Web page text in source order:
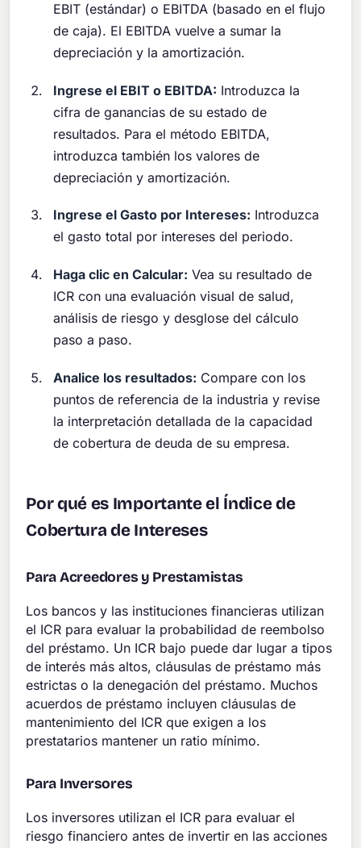
EBIT (estándar) o EBITDA (basado en el flujo
de caja). El EBITDA vuelve a sumar la
depreciación y la amortización.
Ingrese el EBIT o EBITDA: Introduzca la
cifra de ganancias de su estado de
resultados. Para el método EBITDA,
introduzca también los valores de
depreciación y amortización.
Ingrese el Gasto por Intereses: Introduzca
el gasto total por intereses del periodo.
Haga clic en Calcular: Vea su resultado de
ICR con una evaluación visual de salud,
análisis de riesgo y desglose del cálculo
paso a paso.
Analice los resultados: Compare con los
puntos de referencia de la industria y revise
la interpretación detallada de la capacidad
de cobertura de deuda de su empresa.
Por qué es Importante el Índice de
Cobertura de Intereses
Para Acreedores y Prestamistas
Los bancos y las instituciones financieras utilizan
el ICR para evaluar la probabilidad de reembolso
del préstamo. Un ICR bajo puede dar lugar a tipos
de interés más altos, cláusulas de préstamo más
estrictas o la denegación del préstamo. Muchos
acuerdos de préstamo incluyen cláusulas de
mantenimiento del ICR que exigen a los
prestatarios mantener un ratio mínimo.
Para Inversores
Los inversores utilizan el ICR para evaluar el
riesgo financiero antes de invertir en las acciones